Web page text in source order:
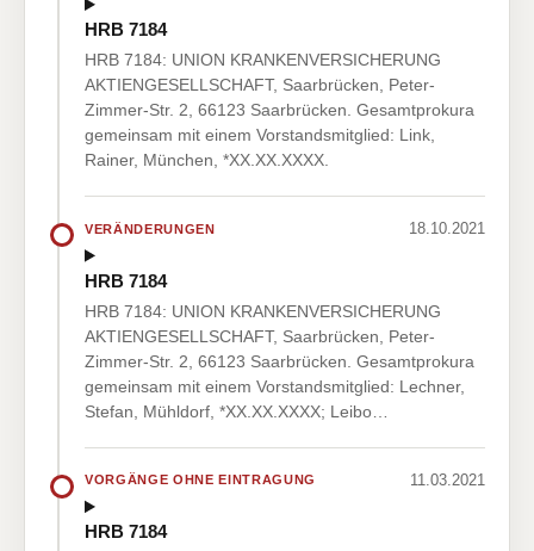
HRB 7184
HRB 7184: UNION KRANKENVERSICHERUNG
AKTIENGESELLSCHAFT, Saarbrücken, Peter-
Zimmer-Str. 2, 66123 Saarbrücken. Gesamtprokura
gemeinsam mit einem Vorstandsmitglied: Link,
Rainer, München, *XX.XX.XXXX.
VERÄNDERUNGEN 18.10.2021
HRB 7184
HRB 7184: UNION KRANKENVERSICHERUNG
AKTIENGESELLSCHAFT, Saarbrücken, Peter-
Zimmer-Str. 2, 66123 Saarbrücken. Gesamtprokura
gemeinsam mit einem Vorstandsmitglied: Lechner,
Stefan, Mühldorf, *XX.XX.XXXX; Leibo…
VORGÄNGE OHNE EINTRAGUNG 11.03.2021
HRB 7184